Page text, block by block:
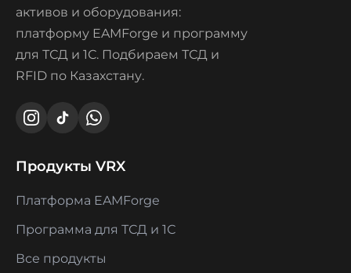
активов и оборудования:
платформу EAMForge и программу
для ТСД и 1С. Подбираем ТСД и
RFID по Казахстану.
Продукты VRX
Платформа EAMForge
Программа для ТСД и 1С
Все продукты